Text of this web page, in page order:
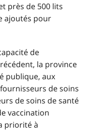
près de 500 lits
ajoutés pour
de
la province
publique, aux
de soins
de soins de santé
vaccination
priorité à